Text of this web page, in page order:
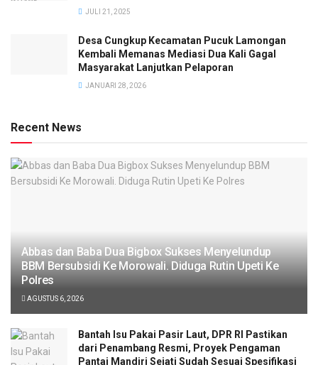
JULI 21, 2025
Desa Cungkup Kecamatan Pucuk Lamongan
Kembali Memanas Mediasi Dua Kali Gagal
Masyarakat Lanjutkan Pelaporan
JANUARI 28, 2026
Recent News
Abbas dan Baba Dua Bigbox Sukses Menyelundup
BBM Bersubsidi Ke Morowali. Diduga Rutin Upeti Ke
Polres
AGUSTUS 6, 2026
Bantah Isu Pakai Pasir Laut, DPR RI Pastikan
dari Penambang Resmi, Proyek Pengaman
Pantai Mandiri Sejati Sudah Sesuai Spesifikasi